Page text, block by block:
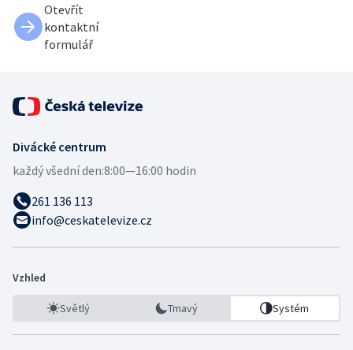
Otevřít
kontaktní
formulář
Divácké centrum
každý všední den:8:00—16:00 hodin
261 136 113
info@ceskatelevize.cz
Vzhled
Světlý Tmavý Systém